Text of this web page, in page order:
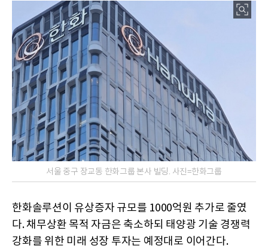
서울 중구 장교동 한화그룹 본사 빌딩. 사진=한화그룹
한화솔루션이 유상증자 규모를 1000억원 추가로 줄였
다. 채무상환 목적 자금은 축소하되 태양광 기술 경쟁력
강화를 위한 미래 성장 투자는 예정대로 이어간다.